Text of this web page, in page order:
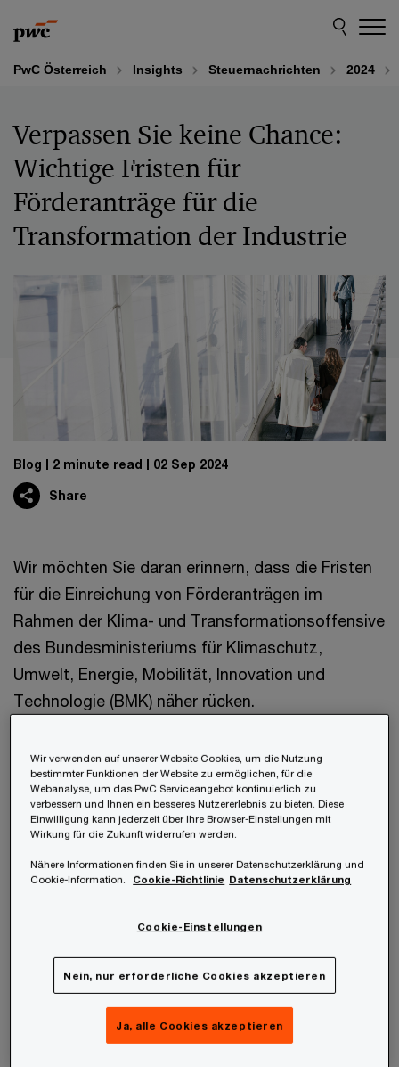
to
content
to
footer
PwC Österreich Insights Steuernachrichten 2024
Verpassen Sie keine Chance:
Wichtige Fristen für
Förderanträge für die
Transformation der Industrie
Blog 2 minute read 02 Sep 2024
Share
Wir möchten Sie daran erinnern, dass die Fristen
für die Einreichung von Förderanträgen im
Rahmen der Klima- und Transformationsoffensive
des Bundesministeriums für Klimaschutz,
Umwelt, Energie, Mobilität, Innovation und
Technologie (BMK) näher rücken.
Wichtige Fristen
19. September 2024: Einreichfrist für die
Investitionsförderung - Transformation der
Industrie;
31. Oktober 2024:Einreichfrist für die Module
für die Transformation der Industrie;
28. März 2025: Einreichfrist für Modul III der
Wir verwenden auf unserer Website Cookies, um die Nutzung
bestimmter Funktionen der Website zu ermöglichen, für die
Webanalyse, um das PwC Serviceangebot kontinuierlich zu
verbessern und Ihnen ein besseres Nutzererlebnis zu bieten. Diese
Einwilligung kann jederzeit über Ihre Browser-Einstellungen mit
Wirkung für die Zukunft widerrufen werden.
Nähere Informationen finden Sie in unserer Datenschutzerklärung und
Cookie-Information.
Cookie-Richtlinie Datenschutzerklärung
Cookie-Einstellungen
Nein, nur erforderliche Cookies akzeptieren
Ja, alle Cookies akzeptieren